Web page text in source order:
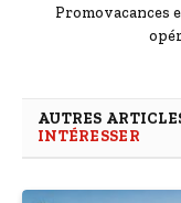
Promovacances
AUTRES
INTÉRESSER